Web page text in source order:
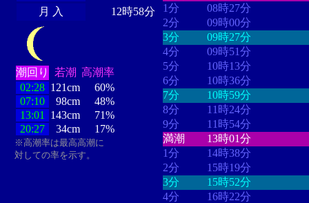
月 入
12時58分
潮回り 若潮 高潮率
02:28 121cm
60%
07:10
98cm
48%
13:01
143cm
71%
20:27
34cm 17%
※高潮率は最高高潮に
対しての率を示す。
1分
08時27分
2分
09時00分
3分
09時27分
4分
09時51分
5分
10時13分
6分
10時36分
7分
10時59分
8分
11時24分
9分
11時54分
満潮
13時01分
1分
14時38分
2分
15時19分
3分
15時52分
4分
16時22分